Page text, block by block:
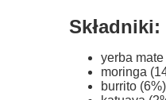
Składniki:
yerba
moringa
burrito